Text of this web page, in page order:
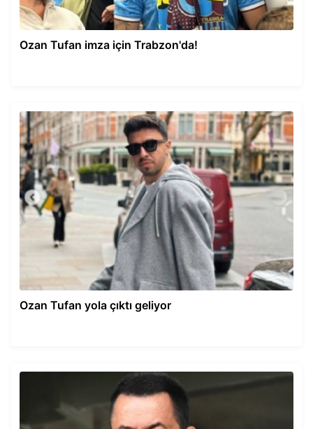
Ozan Tufan imza için Trabzon'da!
Ozan Tufan yola çıktı geliyor